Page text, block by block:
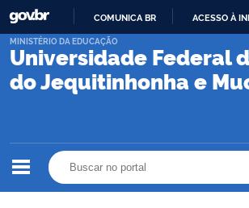
PARA
CONTEÚDO
COMUNICA BR ACESSO À
Universidade Federal
do Jequitinhonha e
MINISTÉRIO DA EDUCAÇÃO